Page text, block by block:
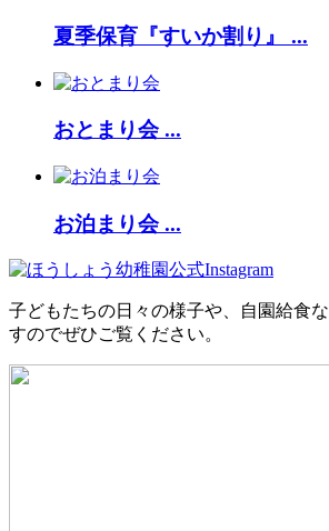
夏季保育『すいか割り』 ...
おとまり会 ...
お泊まり会 ...
子どもたちの日々の様子や、自園給食
すのでぜひご覧ください。